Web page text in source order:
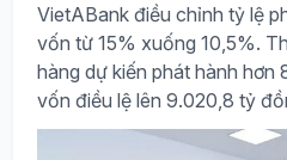
VietABank điều chỉnh tỷ lệ
vốn từ 15% xuống 10,5%.
hàng dự kiến phát hành hơn
vốn điều lệ lên 9.020,8 tỷ